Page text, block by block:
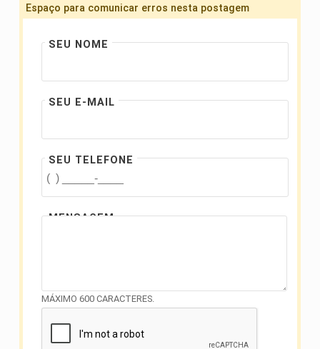
Espaço para comunicar erros nesta postagem
SEU NOME
SEU E-MAIL
SEU TELEFONE
MENSAGEM
MÁXIMO 600 CARACTERES.